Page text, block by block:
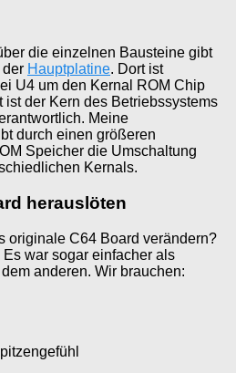
die einzelnen Bausteine gibt
der Hauptplatine. Dort ist
U4 um den Kernal ROM Chip
ist der Kern des Betriebssystems
Meine
durch einen größeren
Speicher die Umschaltung
Kernals.
herauslöten
originale C64 Board verändern?
war sogar einfacher als
anderen. Wir brauchen: